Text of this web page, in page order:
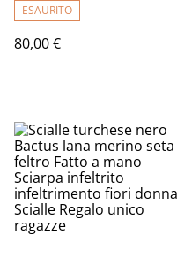
infeltrimento marrone
beige donna Regalo unico
per le donne
ESAURITO
80,00 €